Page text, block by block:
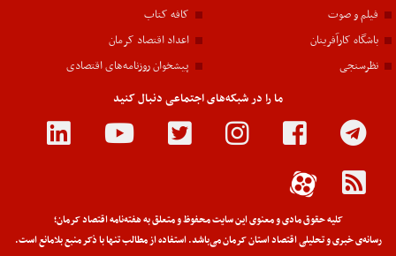
فیلم و صوت
باشگاه کارآفرینان
نظرسنجی
کافه کتاب
اعداد اقتصاد کرمان
پیشخوان روزنامه‌های اقتصادی
ما را در شبکه‌های اجتماعی دنبال کنید
کلیه حقوق مادی و معنوی این سایت محفوظ و متعلق به هفته‌نامه اقتصاد کرمان؛
رسانه‌ی خبری و تحلیلی اقتصاد استان کرمان می‌باشد. استفاده از مطالب تنها با ذکر منبع بلامانع است.